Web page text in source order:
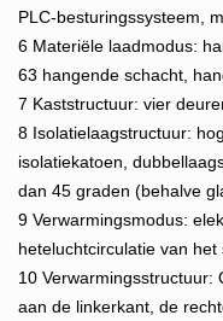
PLC-besturingssysteem,
6 Materiële laadmodus:
63 hangende schacht,
7 Kaststructuur: vier
8 Isolatielaagstructuur:
isolatiekatoen,
dan 45 graden (behalve
9 Verwarmingsmodus:
heteluchtcirculatie van het
10 Verwarmingsstructuur:
aan de linkerkant, de